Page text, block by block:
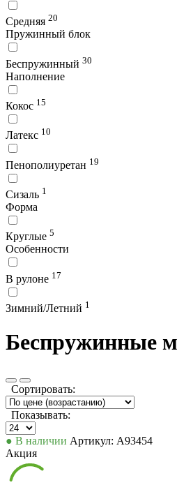
Средняя 20
Пружинный блок
Беспружинный 30
Наполнение
Кокос 15
Латекс 10
Пенополиуретан 19
Сизаль 1
Форма
Круглые 5
Особенности
В рулоне 17
Зимний/Летний 1
Беспружинные
Сортировать:
Показывать:
● В наличии Артикул: А93454
Акция